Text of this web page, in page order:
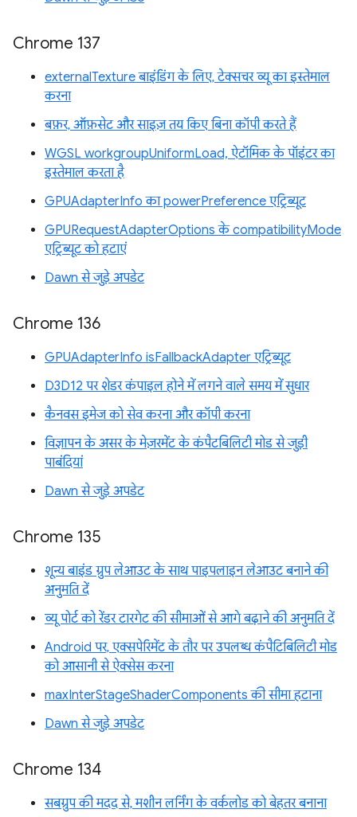
Chrome 137
externalTexture बाइंडिंग के लिए, टेक्सचर व्यू का इस्तेमाल
करना
बफ़र, ऑफ़सेट और साइज़ तय किए बिना कॉपी करते हैं
WGSL workgroupUniformLoad, ऐटॉमिक के पॉइंटर का
इस्तेमाल करता है
GPUAdapterInfo का powerPreference एट्रिब्यूट
GPURequestAdapterOptions के compatibilityMode
एट्रिब्यूट को हटाएं
Dawn से जुड़े अपडेट
Chrome 136
GPUAdapterInfo isFallbackAdapter एट्रिब्यूट
D3D12 पर शेडर कंपाइल होने में लगने वाले समय में सुधार
कैनवस इमेज को सेव करना और कॉपी करना
विज्ञापन के असर के मेज़रमेंट के कंपैटबिलिटी मोड से जुड़ी
पाबंदियां
Dawn से जुड़े अपडेट
Chrome 135
शून्य बाइंड ग्रुप लेआउट के साथ पाइपलाइन लेआउट बनाने की
अनुमति दें
व्यू पोर्ट को रेंडर टारगेट की सीमाओं से आगे बढ़ाने की अनुमति दें
Android पर, एक्सपेरिमेंट के तौर पर उपलब्ध कंपैटिबिलिटी मोड
को आसानी से ऐक्सेस करना
maxInterStageShaderComponents की सीमा हटाना
Dawn से जुड़े अपडेट
Chrome 134
सबग्रुप की मदद से, मशीन लर्निंग के वर्कलोड को बेहतर बनाना